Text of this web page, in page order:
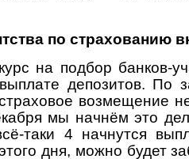
по страхованию
на подбор банков-
депозитов. По
возмещение
мы начнём это
таки 4 начнутся
дня, можно будет